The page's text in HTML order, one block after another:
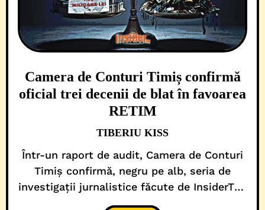
Camera de Conturi Timiș confirmă
oficial trei decenii de blat în favoarea
RETIM
TIBERIU KISS
Într-un raport de audit, Camera de Conturi
Timiș confirmă, negru pe alb, seria de
investigații jurnalistice făcute de InsiderTM,
referitoare la practicile pestilențiale și